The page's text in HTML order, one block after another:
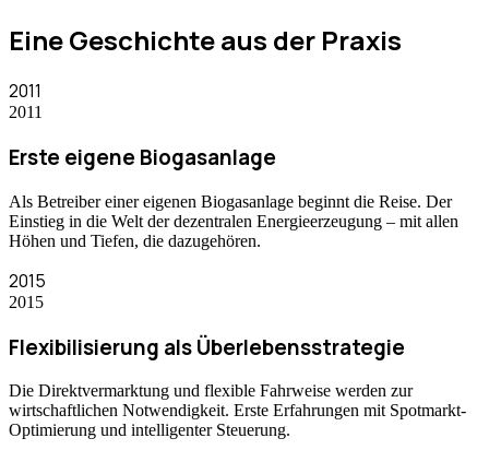
Eine Geschichte aus der Praxis
2011
2011
Erste eigene Biogasanlage
Als Betreiber einer eigenen Biogasanlage beginnt die Reise. Der
Einstieg in die Welt der dezentralen Energieerzeugung – mit allen
Höhen und Tiefen, die dazugehören.
2015
2015
Flexibilisierung als Überlebensstrategie
Die Direktvermarktung und flexible Fahrweise werden zur
wirtschaftlichen Notwendigkeit. Erste Erfahrungen mit Spotmarkt-
Optimierung und intelligenter Steuerung.